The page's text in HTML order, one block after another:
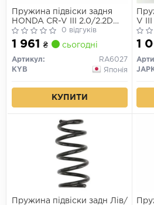
Пружина підвіски задня
HONDA CR-V III 2.0/2.2D
10.06-
0 відгуків
1 961 ₴ сьогодні
Артикул:
RA6027
KYB
Японія
КУПИТИ
V III
1
Пружина підвіски задн Лів/